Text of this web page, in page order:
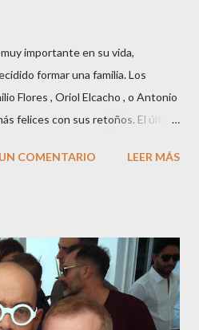
importante en su vida,
formar una familia. Los
Flores , Oriol Elcacho , o Antonio
felices con sus retoños. El último
poco más de una semana. El top
niño. Marta ha sido toda una
3 meses de embarazo tuvo que
llamado
los meses fatídicos de
COMENTARIO LEER MÁS